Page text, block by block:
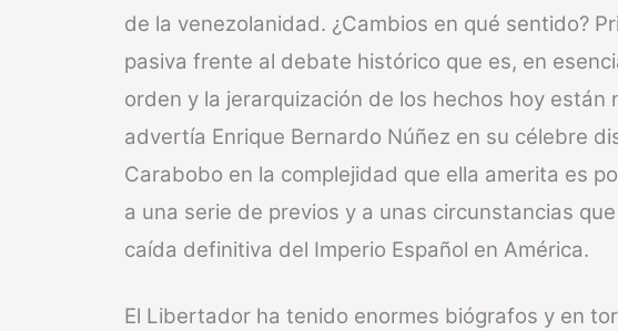
de la venezolanidad. ¿Cambios en qué sentido?
pasiva frente al debate histórico que es, en
orden y la jerarquización de los hechos hoy
advertía Enrique Bernardo Núñez en su célebre
Carabobo en la complejidad que ella amerita es
a una serie de previos y a unas circunstancias
caída definitiva del Imperio Español en América.
El Libertador ha tenido enormes biógrafos y en